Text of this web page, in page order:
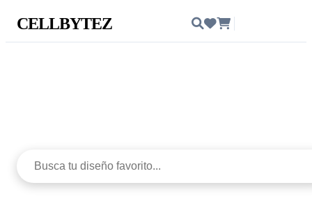
CELLBYTEZ